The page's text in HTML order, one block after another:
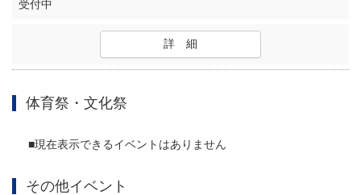
受付中
詳 細
体育祭・文化祭
■現在表示できるイベントはありません
その他イベント